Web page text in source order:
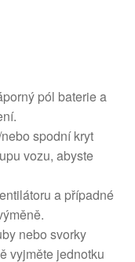
pól baterie a
spodní kryt
vozu, abyste
a případné
nebo svorky
vyjměte jednotku